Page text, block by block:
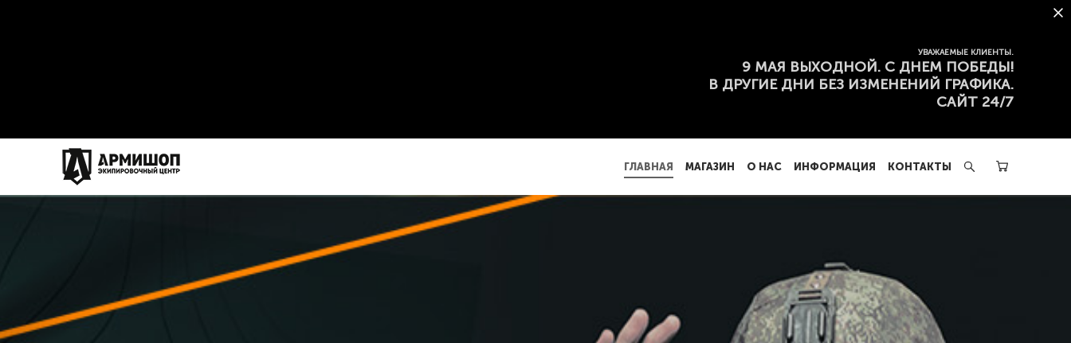
УВАЖАЕМЫЕ КЛИЕНТЫ.
9 МАЯ ВЫХОДНОЙ. С ДНЕМ ПОБЕДЫ!
В ДРУГИЕ ДНИ БЕЗ ИЗМЕНЕНИЙ ГРАФИКА.
САЙТ 24/7
ГЛАВНАЯ МАГАЗИН О НАС ИНФОРМАЦИЯ КОНТАКТЫ